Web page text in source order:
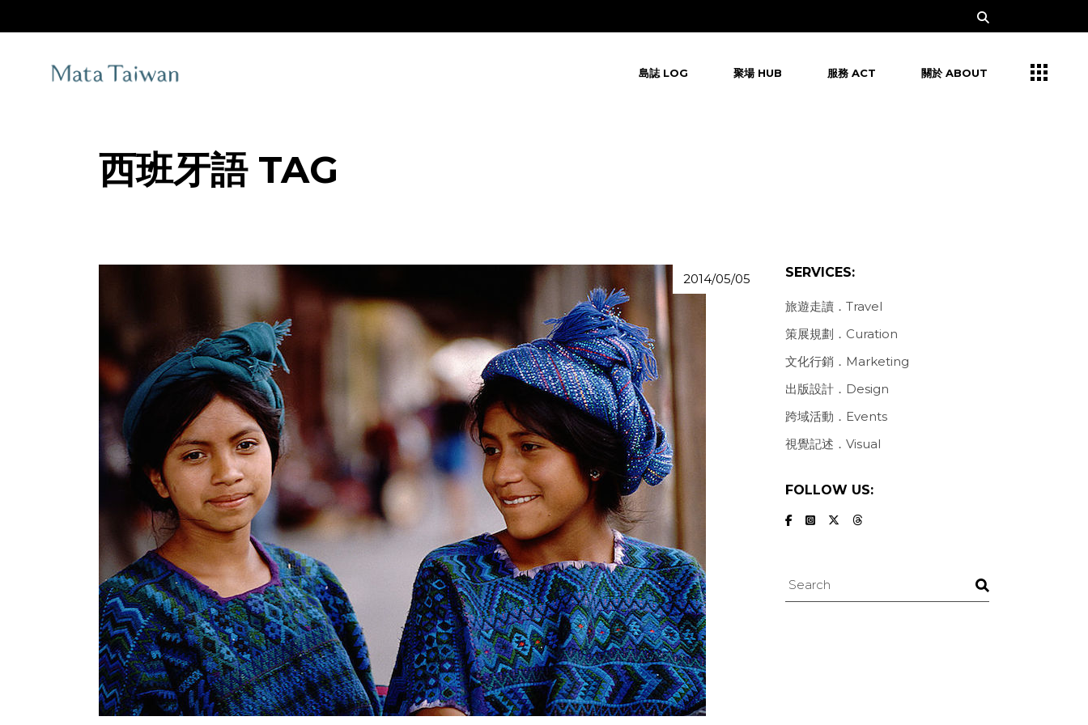
the
島誌 LOG 聚場 HUB 服務 ACT 關於 ABOUT
西班牙語 TAG
2014/05/05 SERVICES:
旅遊走讀．Travel
策展規劃．Curation
文化行銷．Marketing
出版設計．Design
跨域活動．Events
視覺記述．Visual
FOLLOW US:
Search